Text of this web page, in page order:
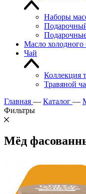
Наборы
Масло
Чай
Коллекция
Травяной
Главная — Каталог —
Фильтры
Мёд